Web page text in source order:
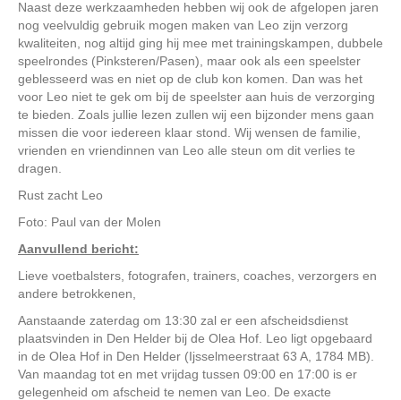
Naast deze werkzaamheden hebben wij ook de afgelopen jaren
nog veelvuldig gebruik mogen maken van Leo zijn verzorg
kwaliteiten, nog altijd ging hij mee met trainingskampen, dubbele
speelrondes (Pinksteren/Pasen), maar ook als een speelster
geblesseerd was en niet op de club kon komen. Dan was het
voor Leo niet te gek om bij de speelster aan huis de verzorging
te bieden. Zoals jullie lezen zullen wij een bijzonder mens gaan
missen die voor iedereen klaar stond. Wij wensen de familie,
vrienden en vriendinnen van Leo alle steun om dit verlies te
dragen.
Rust zacht Leo
Foto: Paul van der Molen
Aanvullend bericht:
Lieve voetbalsters, fotografen, trainers, coaches, verzorgers en
andere betrokkenen,
Aanstaande zaterdag om 13:30 zal er een afscheidsdienst
plaatsvinden in Den Helder bij de Olea Hof. Leo ligt opgebaard
in de Olea Hof in Den Helder (Ijsselmeerstraat 63 A, 1784 MB).
Van maandag tot en met vrijdag tussen 09:00 en 17:00 is er
gelegenheid om afscheid te nemen van Leo. De exacte